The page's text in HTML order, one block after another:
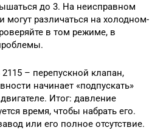
до 3. На неисправном
могут различаться на холодном-
в том режиме, в
– перепускной клапан,
начинает «подпускать»
Итог: давление
время, чтобы набрать его.
или его полное отсутствие.